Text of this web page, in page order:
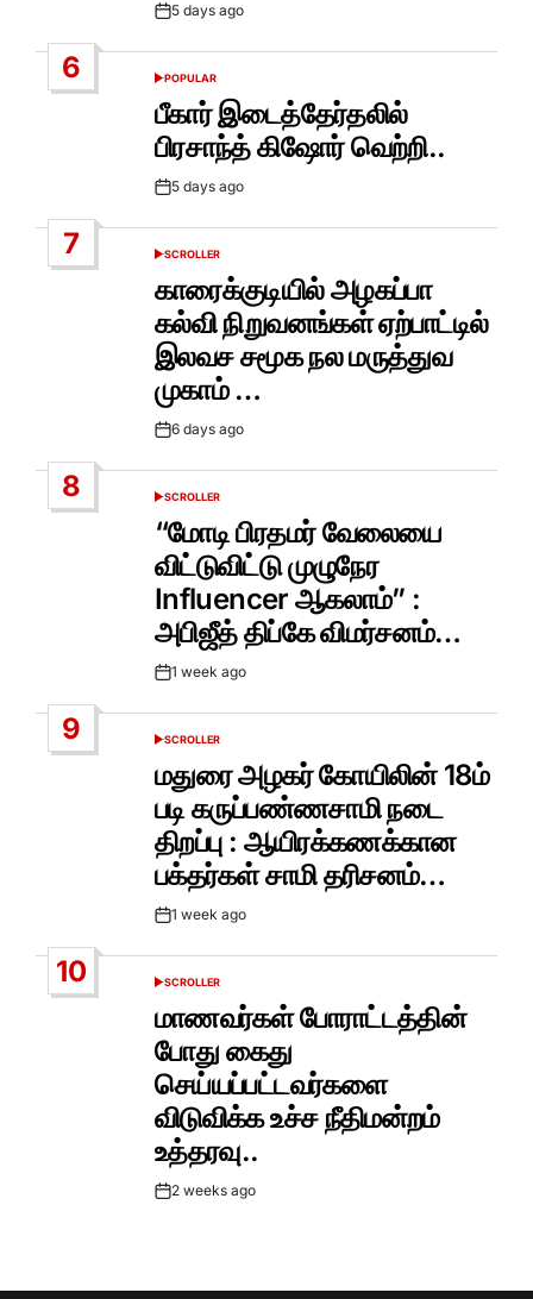
Post5 days ago
6
POSTED
POPULAR
பீகார் இடைத்தேர்தலில்
பிரசாந்த் கிஷோர் வெற்றி..
Post5 days ago
7
POSTED
SCROLLER
காரைக்குடியில் அழகப்பா
கல்வி நிறுவனங்கள் ஏற்பாட்டில்
இலவச சமூக நல மருத்துவ
முகாம் …
Post6 days ago
8
POSTED
SCROLLER
“மோடி பிரதமர் வேலையை
விட்டுவிட்டு முழுநேர
Influencer ஆகலாம்” :
அபிஜீத் திப்கே விமர்சனம்…
Post1 week ago
9
POSTED
SCROLLER
மதுரை அழகர் கோயிலின் 18ம்
படி கருப்பண்ணசாமி நடை
திறப்பு : ஆயிரக்கணக்கான
பக்தர்கள் சாமி தரிசனம்…
Post1 week ago
10
POSTED
SCROLLER
மாணவர்கள் போராட்டத்தின்
போது கைது
செய்யப்பட்டவர்களை
விடுவிக்க உச்ச நீதிமன்றம்
உத்தரவு..
Post2 weeks ago